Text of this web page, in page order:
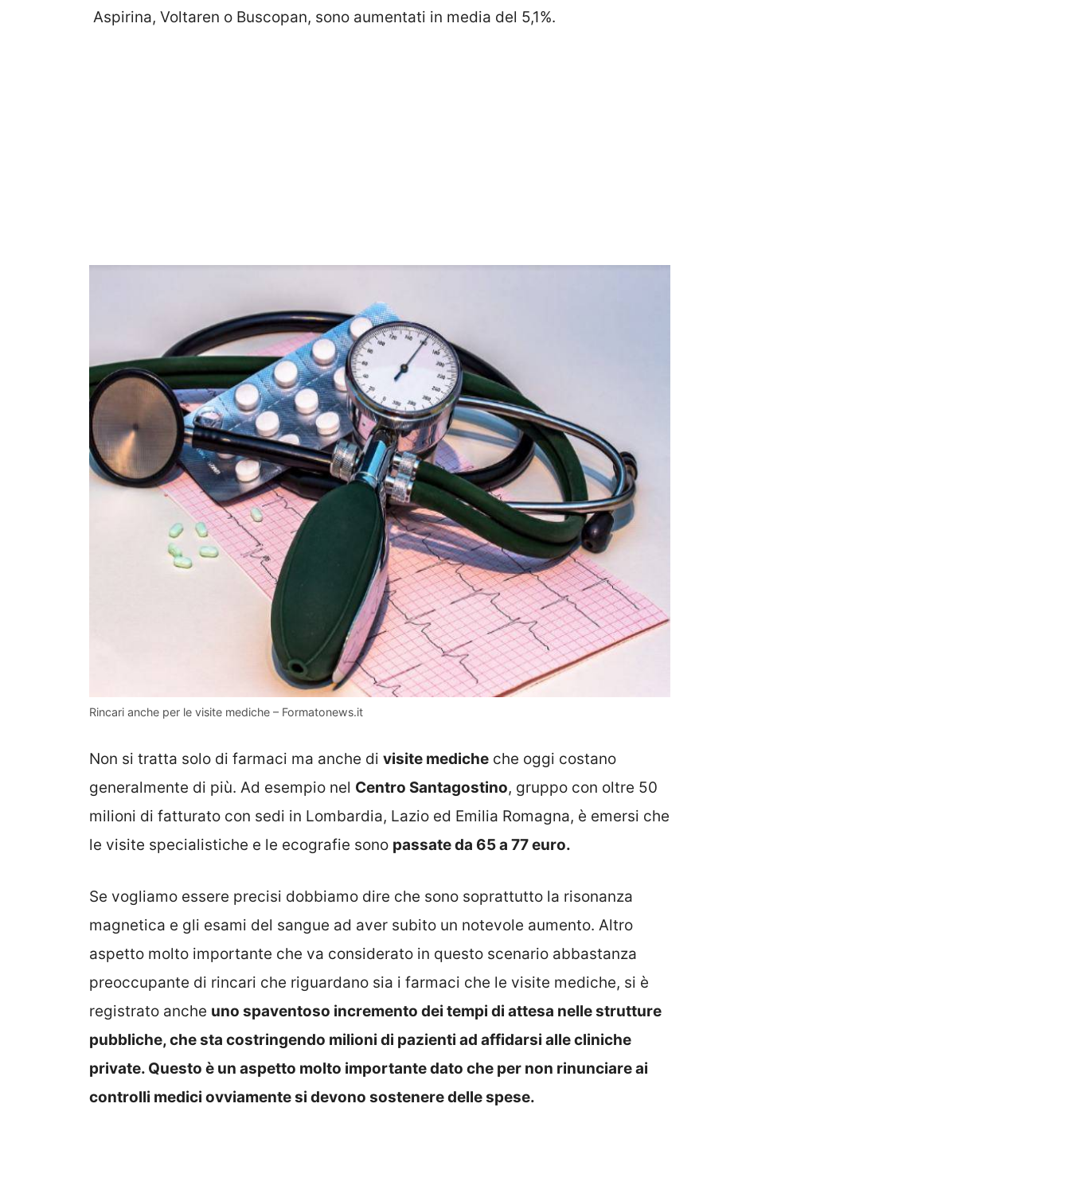
Aspirina, Voltaren o Buscopan, sono aumentati in media del 5,1%.
Rincari anche per le visite mediche – Formatonews.it
Non si tratta solo di farmaci ma anche di visite mediche che oggi costano
generalmente di più. Ad esempio nel Centro Santagostino, gruppo con oltre 50
milioni di fatturato con sedi in Lombardia, Lazio ed Emilia Romagna, è emersi che
le visite specialistiche e le ecografie sono passate da 65 a 77 euro.
Se vogliamo essere precisi dobbiamo dire che sono soprattutto la risonanza
magnetica e gli esami del sangue ad aver subito un notevole aumento. Altro
aspetto molto importante che va considerato in questo scenario abbastanza
preoccupante di rincari che riguardano sia i farmaci che le visite mediche, si è
registrato anche uno spaventoso incremento dei tempi di attesa nelle strutture
pubbliche, che sta costringendo milioni di pazienti ad affidarsi alle cliniche
private. Questo è un aspetto molto importante dato che per non rinunciare ai
controlli medici ovviamente si devono sostenere delle spese.